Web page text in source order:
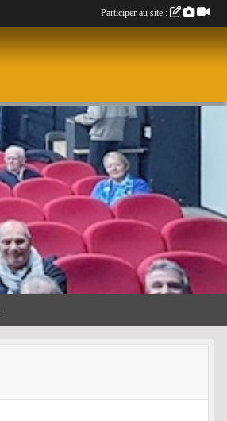
Participer au site :